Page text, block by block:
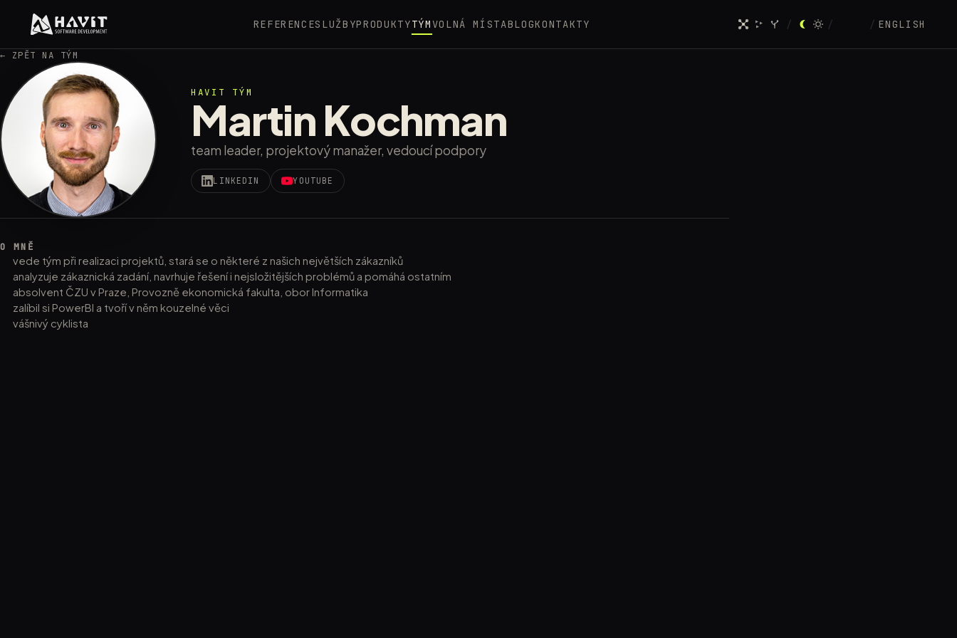
REFERENCESLUŽBYPRODUKTYTÝMVOLNÁ MÍSTABLOGKONTAKTY / / / ENGLISH
← ZPĚT NA TÝM
HAVIT TÝM
Martin Kochman
team leader, projektový manažer, vedoucí podpory
LINKEDIN YOUTUBE
O MNĚ
vede tým při realizaci projektů, stará se o některé z našich největších zákazníků
analyzuje zákaznická zadání, navrhuje řešení i nejsložitějších problémů a pomáhá ostatním
absolvent ČZU v Praze, Provozně ekonomická fakulta, obor Informatika
zalíbil si PowerBI a tvoří v něm kouzelné věci
vášnivý cyklista